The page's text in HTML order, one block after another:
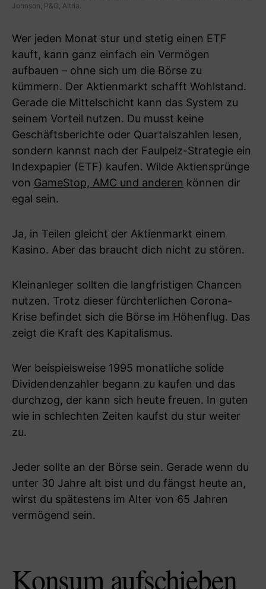
Johnson, P&G, Altria.
Wer jeden Monat stur und stetig einen ETF
kauft, kann ganz einfach ein Vermögen
aufbauen – ohne sich um die Börse zu
kümmern. Der Aktienmarkt schafft Wohlstand.
Gerade die Mittelschicht kann das System zu
seinem Vorteil nutzen. Du musst keine
Geschäftsberichte oder Quartalszahlen lesen,
sondern kannst nach der Faulpelz-Strategie ein
Indexpapier (ETF) kaufen. Wilde Aktiensprünge
von GameStop, AMC und anderen können dir
egal sein.
Ja, in Teilen gleicht der Aktienmarkt einem
Kasino. Aber das braucht dich nicht zu stören.
Kleinanleger sollten die langfristigen Chancen
nutzen. Trotz dieser fürchterlichen Corona-
Krise befindet sich die Börse im Höhenflug. Das
zeigt die Kraft des Kapitalismus.
Wer beispielsweise 1995 monatliche solide
Dividendenzahler begann zu kaufen und das
durchzog, der kann sich heute freuen. In guten
wie in schlechten Zeiten kaufst du stur weiter
zu.
Jeder sollte an der Börse sein. Gerade wenn du
unter 30 Jahre alt bist und du fängst heute an,
wirst du spätestens im Alter von 65 Jahren
vermögend sein.
Konsum aufschieben